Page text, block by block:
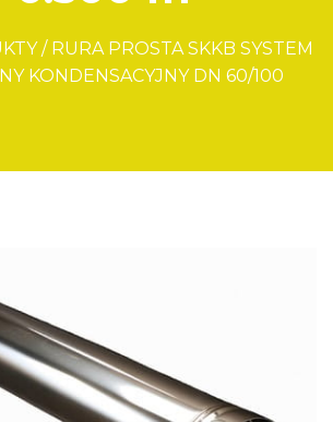
/ RURA PROSTA SKKB SYSTEM
KONDENSACYJNY DN 60/100